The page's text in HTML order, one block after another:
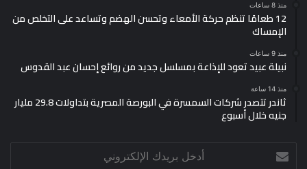
سعر الدولار في البنك التجاري الدولي “cib”
47.54 جنيه للشراء.
47.64 جنيه للبيع.
منذ 8 ساعات
12 طعامًا تنظم حركة الأمعاء وتحسن الهضم وتساعد على التخلص من
الإمساك
منذ 9 ساعات
نبيلة عبيد تعود للإذاعة بمسلسل جديد من روائع إحسان عبد القدوس
منذ 14 ساعة
ثاندر تتصدر شركات السمسرة في البورصة المصرية بتداولات 29.8 مليار
جنيه خلال أسبوع
بريدك